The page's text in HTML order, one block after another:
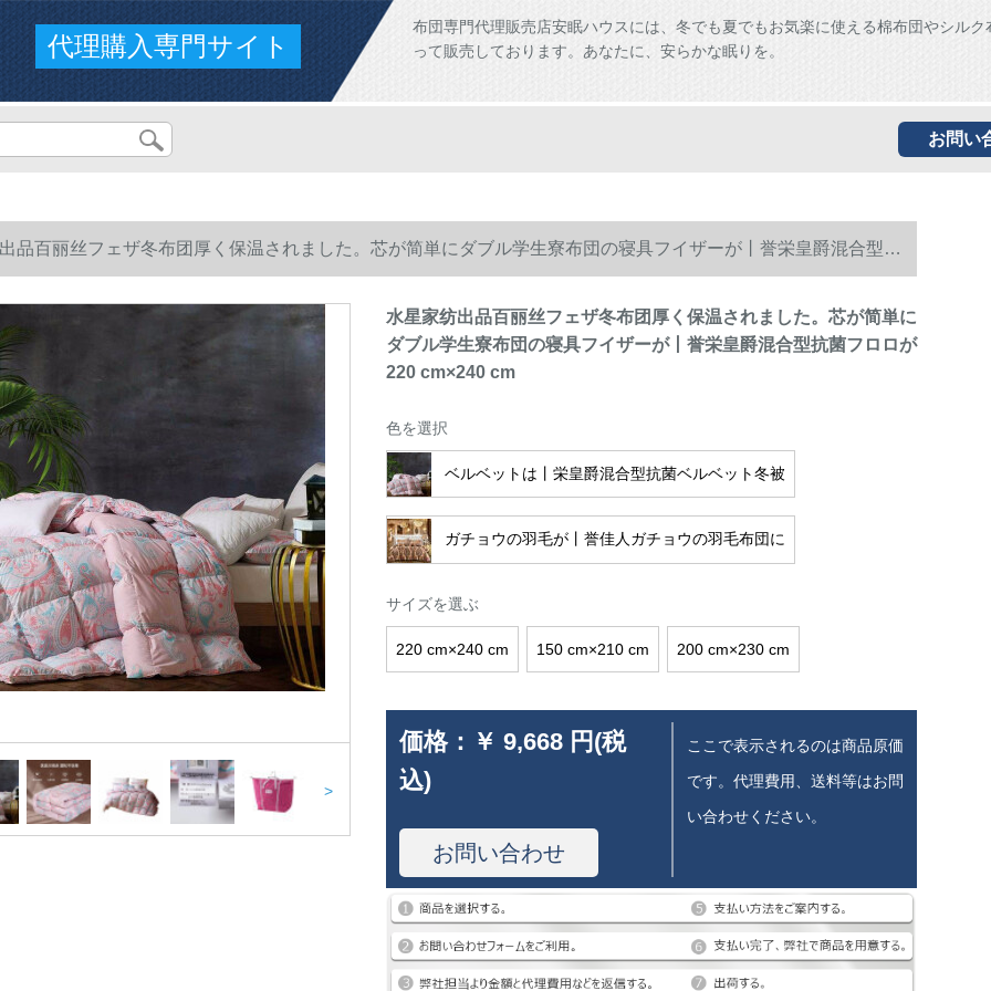
代理購入専門サイト
布団専門代理販売店安眠ハウスには、冬でも夏でもお気楽に使える棉布団やシルク
って販売しております。あなたに、安らかな眠りを。
お問い
品百丽丝フェザ冬布团厚く保温されました。芯が简単にダブル学生寮布団の寝具フイザーが丨誉栄皇爵混合型抗
cm×240 cm
>
水星家纺出品百丽丝フェザ冬布团厚く保温されました。芯が简単に
ダブル学生寮布団の寝具フイザーが丨誉栄皇爵混合型抗菌フロロが
220 cm×240 cm
色を選択
ベルベットは丨栄皇爵混合型抗菌ベルベット冬被
ガチョウの羽毛が丨誉佳人ガチョウの羽毛布団に
サイズを選ぶ
220 cm×240 cm 150 cm×210 cm 200 cm×230 cm
価格： ￥ 9,668 円(税
込)
お問い合わせ
ここで表示されるのは商品原価
です。代理費用、送料等はお問
い合わせください。